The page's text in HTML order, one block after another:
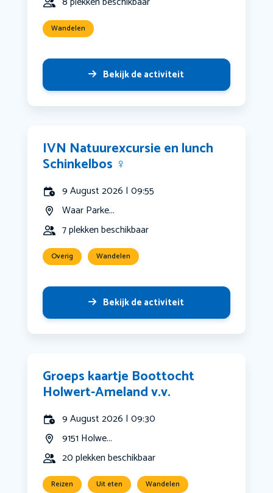
Wandelen
Bekijk de activiteit
IVN Natuurexcursie en lunch
Schinkelbos ‍♀️
9 August 2026 | 09:55
Waar Parke...
7 plekken beschikbaar
Overig Wandelen
Bekijk de activiteit
Groeps kaartje Boottocht
Holwert-Ameland v.v.
9 August 2026 | 09:30
9151 Holwe...
20 plekken beschikbaar
Reizen Uit eten Wandelen